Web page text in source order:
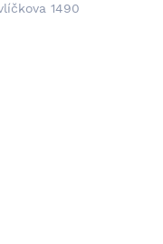
1490